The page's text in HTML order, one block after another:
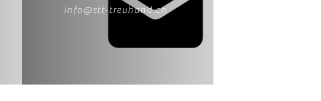
Info@stt-treuhand.ch